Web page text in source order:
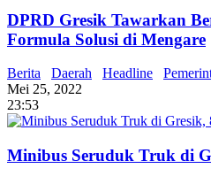
DPRD Gresik Tawarkan
Formula Solusi di Mengare
Berita Daerah Headline
Mei 25, 2022
23:53
Minibus Seruduk Truk di